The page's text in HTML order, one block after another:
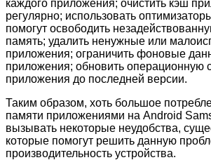
каждого приложения; очистить кэш
регулярно; использовать
помогут освободить
память; удалить ненужные или
приложения; ограничить фоновые
приложения; обновить операционную
приложения до последней версии.
Таким образом, хоть большое
памяти приложениями на Android
вызывать некоторые неудобства,
которые помогут решить данную
производительность устройства.